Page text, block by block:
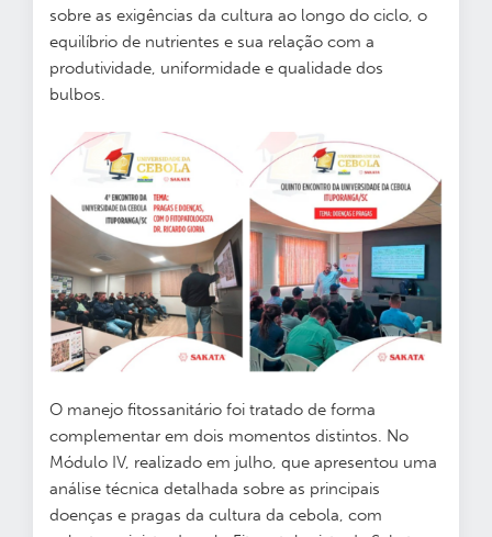
sobre as exigências da cultura ao longo do ciclo, o
equilíbrio de nutrientes e sua relação com a
produtividade, uniformidade e qualidade dos
bulbos.
O manejo fitossanitário foi tratado de forma
complementar em dois momentos distintos. No
Módulo IV, realizado em julho, que apresentou uma
análise técnica detalhada sobre as principais
doenças e pragas da cultura da cebola, com